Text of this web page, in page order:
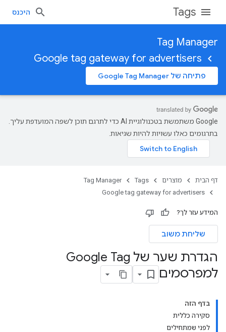
Tags היכנס
Tag Manager
Google tag gateway for advertisers
פתיחה של Google Tag Manager
‫Google משתמשת בטכנולוגיית AI כדי לתרגם תוכן לשפה המועדפת עליך.
בתרגומים כאלו עשויות להיות שגיאות.
דף הבית מוצרים Tags
Tag Manager
Google tag gateway for advertisers
המידע עזר לך?
שליחת משוב
הגדרת שער של Google Tag
למפרסמים
בדף הזה
סקירה כללית
לפני שמתחילים